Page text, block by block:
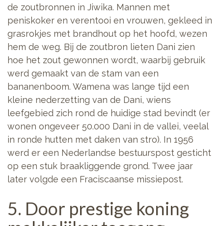
de zoutbronnen in Jiwika. Mannen met
peniskoker en verentooi en vrouwen, gekleed in
grasrokjes met brandhout op het hoofd, wezen
hem de weg. Bij de zoutbron lieten Dani zien
hoe het zout gewonnen wordt, waarbij gebruik
werd gemaakt van de stam van een
bananenboom. Wamena was lange tijd een
kleine nederzetting van de Dani, wiens
leefgebied zich rond de huidige stad bevindt (er
wonen ongeveer 50.000 Dani in de vallei, veelal
in ronde hutten met daken van stro). In 1956
werd er een Nederlandse bestuurspost gesticht
op een stuk braakliggende grond. Twee jaar
later volgde een Fraciscaanse missiepost.
5. Door prestige koning